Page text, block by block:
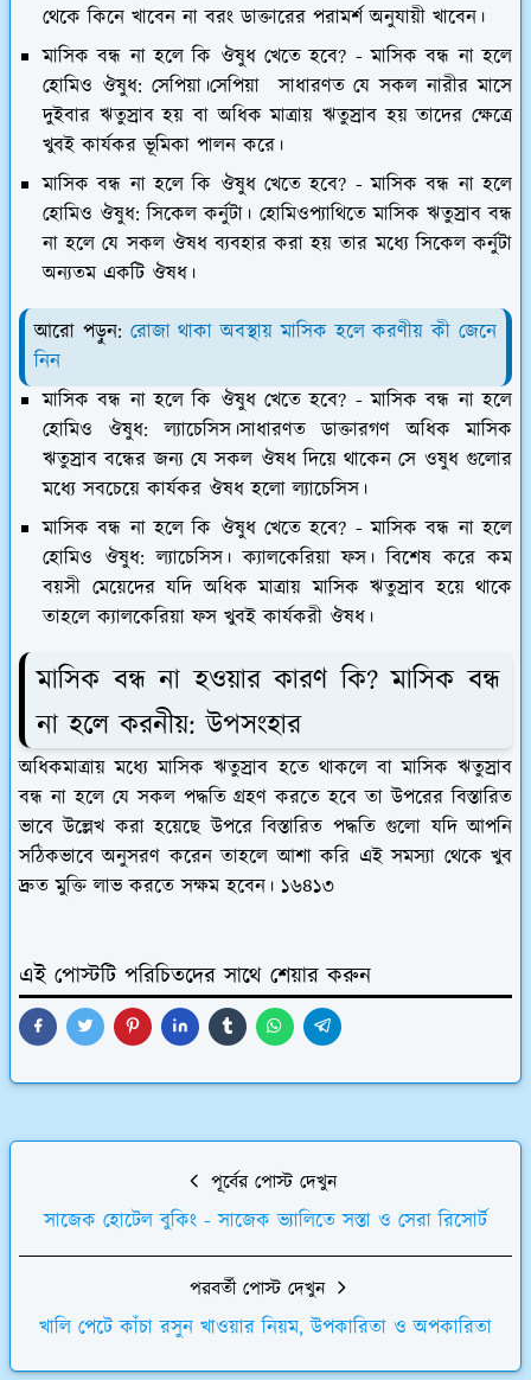
থেকে কিনে খাবেন না বরং ডাক্তারের পরামর্শ অনুযায়ী খাবেন।
মাসিক বন্ধ না হলে কি ঔষুধ খেতে হবে? - মাসিক বন্ধ না হলে
হোমিও ঔষুধ: সেপিয়া।সেপিয়া সাধারণত যে সকল নারীর মাসে
দুইবার ঋতুস্রাব হয় বা অধিক মাত্রায় ঋতুস্রাব হয় তাদের ক্ষেত্রে
খুবই কার্যকর ভূমিকা পালন করে।
মাসিক বন্ধ না হলে কি ঔষুধ খেতে হবে? - মাসিক বন্ধ না হলে
হোমিও ঔষুধ: সিকেল কর্নুটা। হোমিওপ্যাথিতে মাসিক ঋতুস্রাব বন্ধ
না হলে যে সকল ঔষধ ব্যবহার করা হয় তার মধ্যে সিকেল কর্নুটা
অন্যতম একটি ঔষধ।
আরো পড়ুন: রোজা থাকা অবস্থায় মাসিক হলে করণীয় কী জেনে
নিন
মাসিক বন্ধ না হলে কি ঔষুধ খেতে হবে? - মাসিক বন্ধ না হলে
হোমিও ঔষুধ: ল্যাচেসিস।সাধারণত ডাক্তারগণ অধিক মাসিক
ঋতুস্রাব বন্ধের জন্য যে সকল ঔষধ দিয়ে থাকেন সে ওষুধ গুলোর
মধ্যে সবচেয়ে কার্যকর ঔষধ হলো ল্যাচেসিস।
মাসিক বন্ধ না হলে কি ঔষুধ খেতে হবে? - মাসিক বন্ধ না হলে
হোমিও ঔষুধ: ল্যাচেসিস। ক্যালকেরিয়া ফস।বিশেষ করে কম
বয়সী মেয়েদের যদি অধিক মাত্রায় মাসিক ঋতুস্রাব হয়ে থাকে
তাহলে ক্যালকেরিয়া ফস খুবই কার্যকরী ঔষধ।
মাসিক বন্ধ না হওয়ার কারণ কি? মাসিক বন্ধ
না হলে করনীয়: উপসংহার
অধিকমাত্রায় মধ্যে মাসিক ঋতুস্রাব হতে থাকলে বা মাসিক ঋতুস্রাব
বন্ধ না হলে যে সকল পদ্ধতি গ্রহণ করতে হবে তা উপরের বিস্তারিত
ভাবে উল্লেখ করা হয়েছে উপরে বিস্তারিত পদ্ধতি গুলো যদি আপনি
সঠিকভাবে অনুসরণ করেন তাহলে আশা করি এই সমস্যা থেকে খুব
দ্রুত মুক্তি লাভ করতে সক্ষম হবেন। ১৬৪১৩
এই পোস্টটি পরিচিতদের সাথে শেয়ার করুন
পূর্বের পোস্ট দেখুন
সাজেক হোটেল বুকিং - সাজেক ভ্যালিতে সস্তা ও সেরা রিসোর্ট
পরবর্তী পোস্ট দেখুন
খালি পেটে কাঁচা রসুন খাওয়ার নিয়ম, উপকারিতা ও অপকারিতা